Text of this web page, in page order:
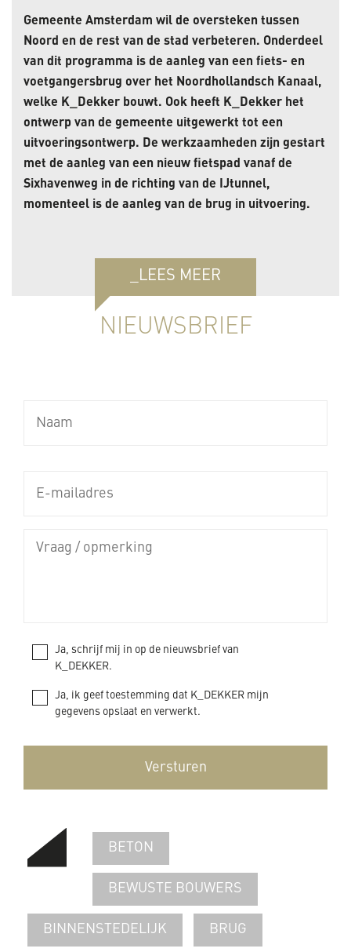
Gemeente Amsterdam wil de oversteken tussen
Noord en de rest van de stad verbeteren. Onderdeel
van dit programma is de aanleg van een fiets- en
voetgangersbrug over het Noordhollandsch Kanaal,
welke K_Dekker bouwt. Ook heeft K_Dekker het
ontwerp van de gemeente uitgewerkt tot een
uitvoeringsontwerp. De werkzaamheden zijn gestart
met de aanleg van een nieuw fietspad vanaf de
Sixhavenweg in de richting van de IJtunnel,
momenteel is de aanleg van de brug in uitvoering.
_LEES MEER
NIEUWSBRIEF
Ja, schrijf mij in op de nieuwsbrief van
K_DEKKER.
Ja, ik geef toestemming dat K_DEKKER mijn
gegevens opslaat en verwerkt.
BETON
BEWUSTE BOUWERS
BINNENSTEDELIJK BRUG